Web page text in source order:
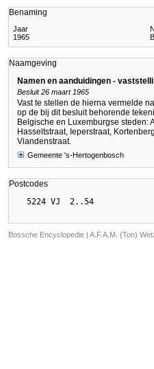
Benaming
Jaar
1965
Naamgeving
Namen en aanduidingen -
Besluit 26 maart 1965
Vast te stellen de hierna vermelde
op de bij dit besluit behorende
Belgische en Luxemburgse steden:
Hasseltstraat, Ieperstraat,
Viandenstraat.
Gemeente 's-Hertogenbosch
Postcodes
Bossche Encyclopedie | A.F.A.M. (Ton)